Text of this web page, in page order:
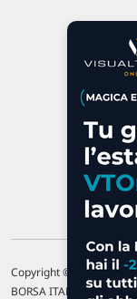
Copyright © 1996-2026
BORSA ITALIANA